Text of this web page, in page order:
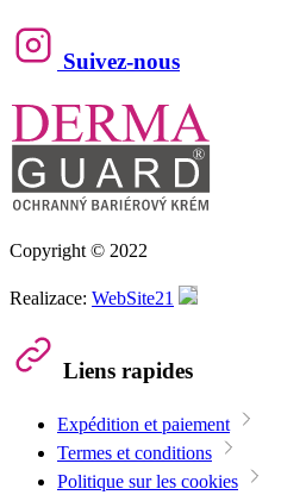
Suivez-nous
Copyright © 2022
Realizace: WebSite21
Liens rapides
Expédition et paiement
Termes et conditions
Politique sur les cookies